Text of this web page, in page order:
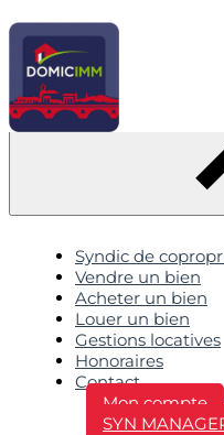
Syndic de
Vendre un bien
Acheter un bien
Louer un bien
Gestions locatives
Honoraires
Contact
Mon compte
SYN